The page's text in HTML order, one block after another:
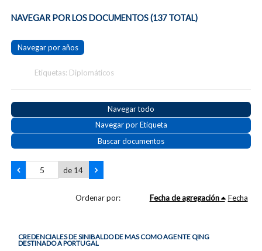
NAVEGAR POR LOS DOCUMENTOS (137 TOTAL)
Navegar por años
Etiquetas: Diplomáticos
Navegar todo
Navegar por Etiqueta
Buscar documentos
de 14
Ordenar por: Fecha de agregación Fecha
CREDENCIALES DE SINIBALDO DE MAS COMO AGENTE QING
DESTINADO A PORTUGAL